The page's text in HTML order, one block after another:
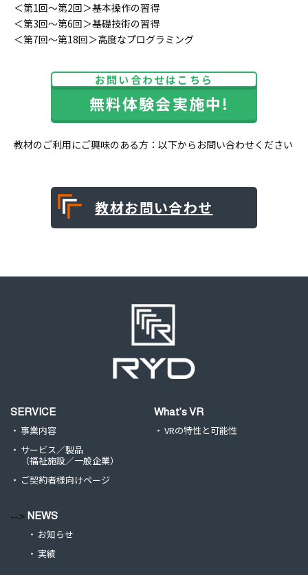
＜第1回～第2回＞基本操作の習得
＜第3回～第6回＞基礎技術の習得
＜第7回～第18回＞高度なプログラミング
お問い合わせはこちら
無料体験会実施中!
教材のご利用にご興味のある方：以下からお問い合わせください
教材お問い合わせ
SERVICE
事業内容
サービス／製品
（福祉施設／一般企業）
ご契約者様向けページ
What’s VR
VRの特性と可能性
--> NEWS
お知らせ
実績